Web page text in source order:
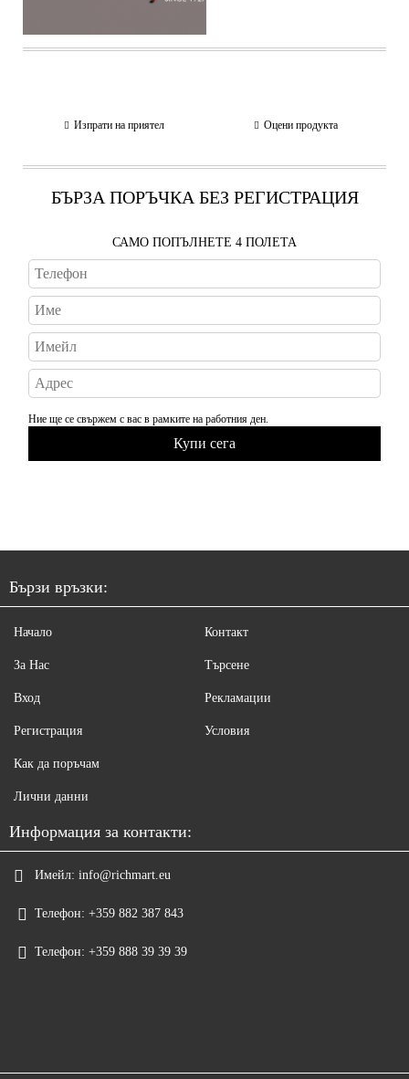
Изпрати на приятел Оцени продукта
БЪРЗА ПОРЪЧКА БЕЗ РЕГИСТРАЦИЯ
САМО ПОПЪЛНЕТЕ 4 ПОЛЕТА
Ние ще се свържем с вас в рамките на работния ден.
Бързи връзки:
Начало
За Нас
Вход
Регистрация
Контакт
Търсене
Рекламации
Условия
Как да поръчам
Лични данни
Информация за контакти:
Имейл: info@richmart.eu
Телефон: +359 882 387 843
Телефон: +359 888 39 39 39